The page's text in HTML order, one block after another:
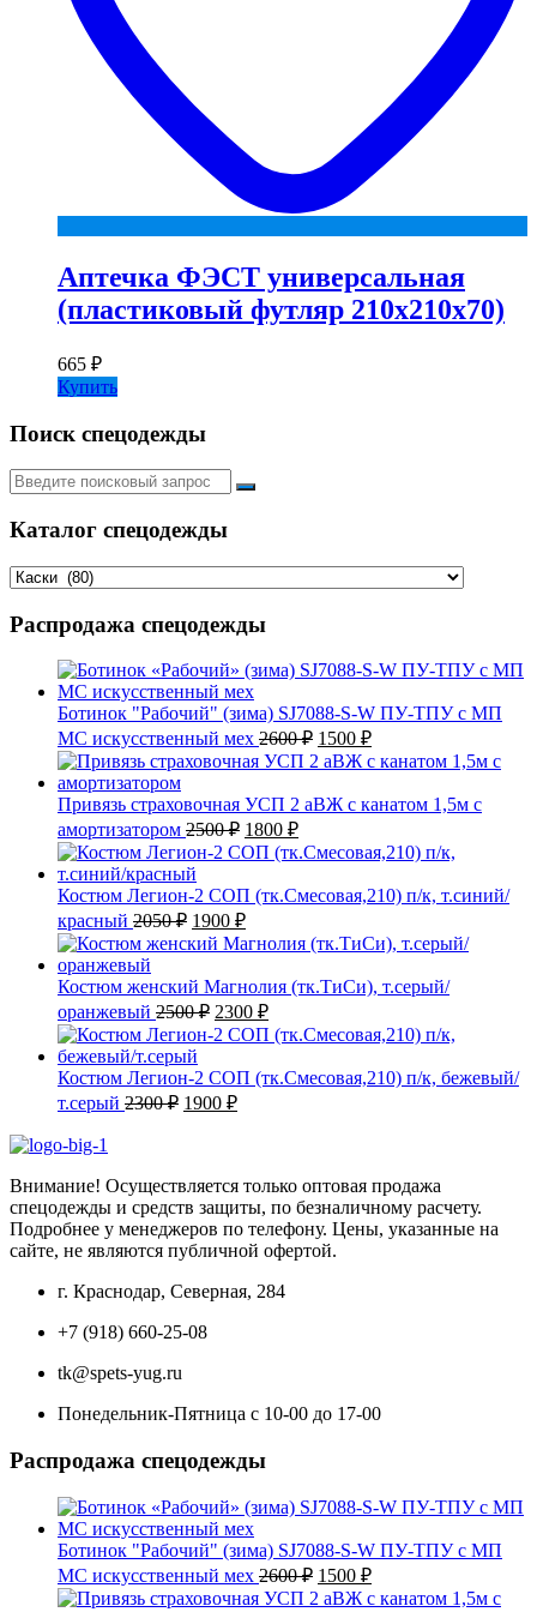
Аптечка ФЭСТ универсальная
(пластиковый футляр 210х210х70)
665 ₽
Купить
Поиск спецодежды
Искать:
Каталог спецодежды
Распродажа спецодежды
Ботинок "Рабочий" (зима) SJ7088-S-W ПУ-ТПУ с МП
МС искусственный мех 2600₽ Первоначальная
цена
составляла
2600 ₽.
1500 ₽Текущая
цена:
Привязь страховочная УСП 2 аВЖ с канатом 1,5м с
амортизатором 2500₽ Первоначальная
цена
составляла
2500 ₽.
1800 ₽Текущая
цена:
Костюм Легион-2 СОП (тк.Смесовая,210) п/к, т.синий/
красный 2050₽ Первоначальная
цена
составляла
2050 ₽.
1900 ₽Текущая
цена:
Костюм женский Магнолия (тк.ТиСи), т.серый/
оранжевый 2500₽ Первоначальная
цена
составляла
2500 ₽.
2300 ₽Текущая
цена:
Костюм Легион-2 СОП (тк.Смесовая,210) п/к, бежевый/
т.серый 2300₽ Первоначальная
1900 ₽Текущая
Внимание! Осуществляется только оптовая продажа
спецодежды и средств защиты, по безналичному расчету.
Подробнее у менеджеров по телефону. Цены, указанные на
сайте, не являются публичной офертой.
г. Краснодар, Северная, 284
+7 (918) 660-25-08
tk@spets-yug.ru
Понедельник-Пятница с 10-00 до 17-00
Распродажа спецодежды
Ботинок "Рабочий" (зима) SJ7088-S-W ПУ-ТПУ с МП
МС искусственный мех 2600₽ Первоначальная
цена
1500 ₽Текущая
цена: